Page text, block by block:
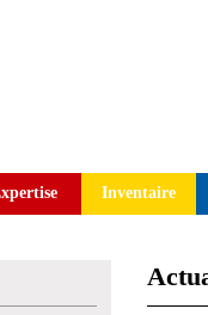
Inventaire